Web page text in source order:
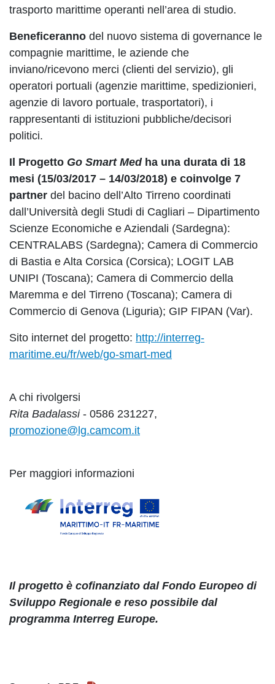
trasporto marittime operanti nell’area di studio.
Beneficeranno del nuovo sistema di governance le
compagnie marittime, le aziende che
inviano/ricevono merci (clienti del servizio), gli
operatori portuali (agenzie marittime, spedizionieri,
agenzie di lavoro portuale, trasportatori), i
rappresentanti di istituzioni pubbliche/decisori
politici.
Il Progetto Go Smart Medha una durata di 18
mesi (15/03/2017 – 14/03/2018) e coinvolge 7
partner del bacino dell’Alto Tirreno coordinati
dall’Università degli Studi di Cagliari – Dipartimento
Scienze Economiche e Aziendali (Sardegna):
CENTRALABS (Sardegna); Camera di Commercio
di Bastia e Alta Corsica (Corsica); LOGIT LAB
UNIPI (Toscana); Camera di Commercio della
Maremma e del Tirreno (Toscana); Camera di
Commercio di Genova (Liguria); GIP FIPAN (Var).
Sito internet del progetto: http://interreg-
maritime.eu/fr/web/go-smart-med
A chi rivolgersi
Rita Badalassi- 0586 231227,
promozione@lg.camcom.it
Per maggiori informazioni
Il progetto è cofinanziato dal Fondo Europeo di
Sviluppo Regionale e reso possibile dal
programma Interreg Europe.